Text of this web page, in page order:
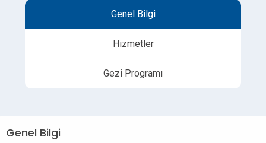
Genel Bilgi
Hizmetler
Gezi Programı
Genel Bilgi